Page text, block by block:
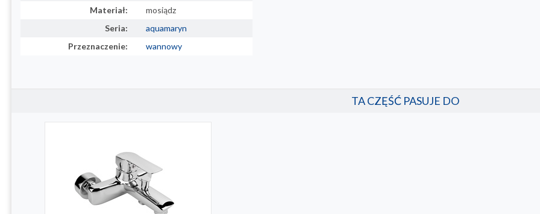
Materiał:
mosiądz
Seria:
aquamaryn
Przeznaczenie:
wannowy
TA CZĘŚĆ PASUJE DO